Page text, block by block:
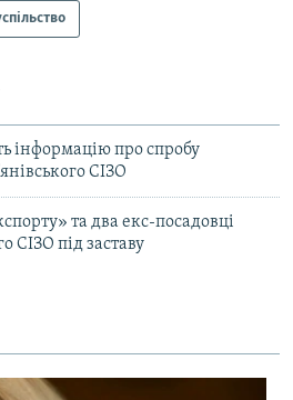
інформацію про спробу
СІЗО
та два екс-посадовці
СІЗО під заставу